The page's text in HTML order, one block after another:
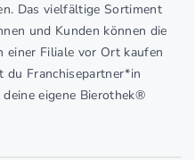
Das vielfältige Sortiment
und Kunden können die
einer Filiale vor Ort kaufen
du Franchisepartner*in
eigene Bierothek®